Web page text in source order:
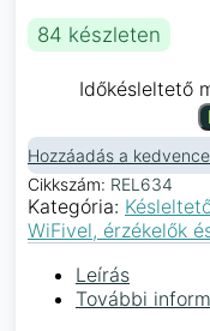
84 készleten
Időkésleltető
Hozzáadás a
Cikkszám: REL634
Kategória:
WiFivel, érzékelők
Leírás
További